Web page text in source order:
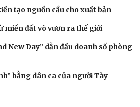
tạo nguồn cầu cho xuất bản
miền đất võ vươn ra thế giới
New Day” dẫn đầu doanh số phòng
bằng dân ca của người Tày